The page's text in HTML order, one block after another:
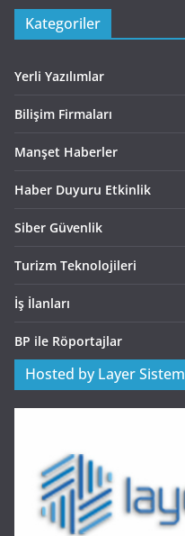
Kategoriler
Yerli Yazılımlar
Bilişim Firmaları
Manşet Haberler
Haber Duyuru Etkinlik
Siber Güvenlik
Turizm Teknolojileri
İş İlanları
BP ile Röportajlar
Hosted by Layer Sistem